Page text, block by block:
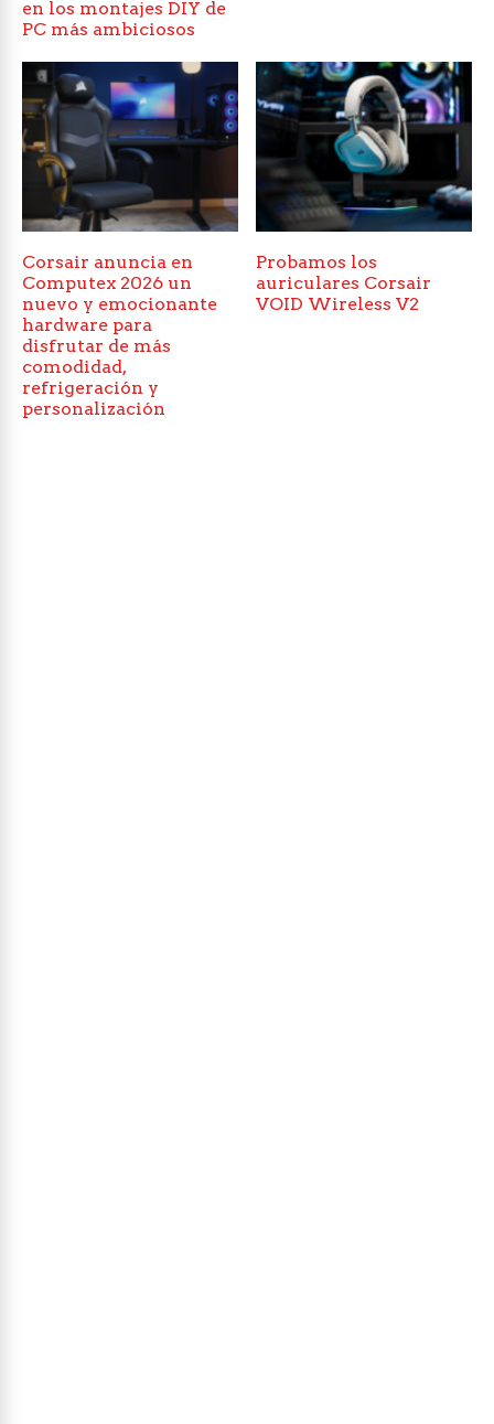
en los montajes DIY de
PC más ambiciosos
Corsair anuncia en
Computex 2026 un
nuevo y emocionante
hardware para
disfrutar de más
comodidad,
refrigeración y
personalización
Probamos los
auriculares Corsair
VOID Wireless V2